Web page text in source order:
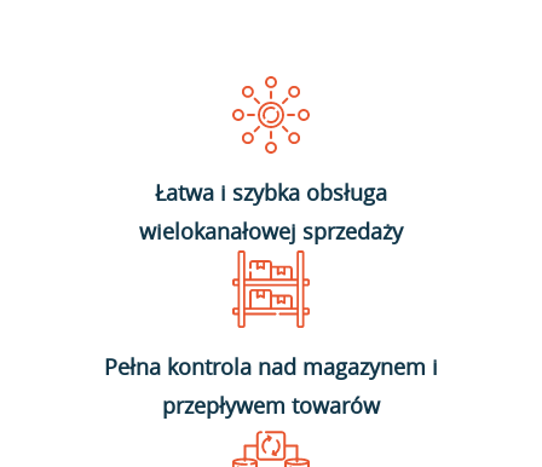
Łatwa i szybka obsługa
wielokanałowej sprzedaży
Pełna kontrola nad magazynem i
przepływem towarów